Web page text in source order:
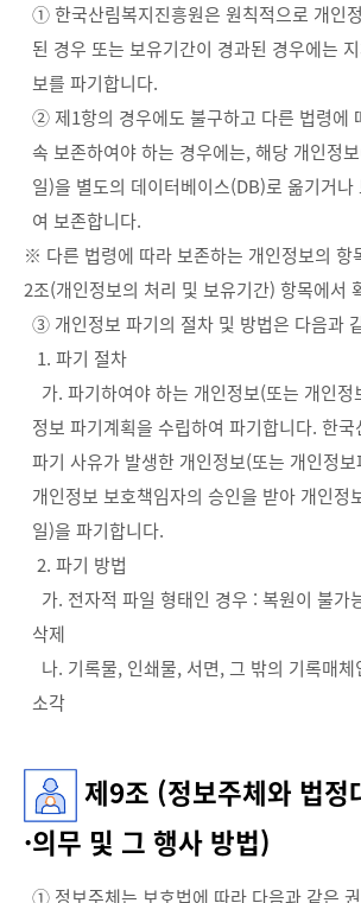
① 한국산림복지진흥원은 원칙적으로 개인
된 경우 또는 보유기간이 경과된 경우에는
보를 파기합니다.
② 제1항의 경우에도 불구하고 다른 법령에
속 보존하여야 하는 경우에는, 해당 개인정
일)을 별도의 데이터베이스(DB)로 옮기거
여 보존합니다.
※ 다른 법령에 따라 보존하는 개인정보의 항
2조(개인정보의 처리 및 보유기간) 항목에서
③ 개인정보 파기의 절차 및 방법은 다음과
1. 파기 절차
가. 파기하여야 하는 개인정보(또는 개인정
정보 파기계획을 수립하여 파기합니다. 한
파기 사유가 발생한 개인정보(또는 개인정
개인정보 보호책임자의 승인을 받아 개인정
일)을 파기합니다.
2. 파기 방법
가. 전자적 파일 형태인 경우 : 복원이 불가
삭제
나. 기록물, 인쇄물, 서면, 그 밖의 기록매
소각
제9조 (정보주체와 법정
·의무 및 그 행사 방법)
① 정보주체는 보호법에 따라 다음과 같은